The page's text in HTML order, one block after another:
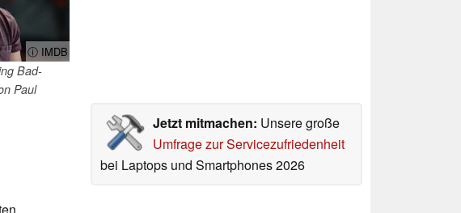
ⓘ IMDB
Bad-
Paul
Jetzt mitmachen: Unsere große
Umfrage zur Servicezufriedenheit
bei Laptops und Smartphones 2026